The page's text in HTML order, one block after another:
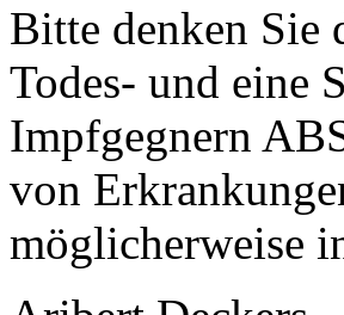
Bitte denken Sie
Todes- und eine
Impfgegnern
von
möglicherweise